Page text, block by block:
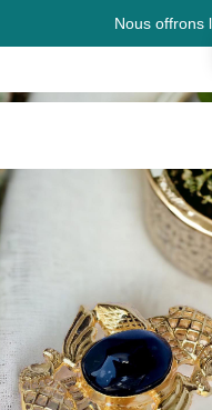
Nous offrons la